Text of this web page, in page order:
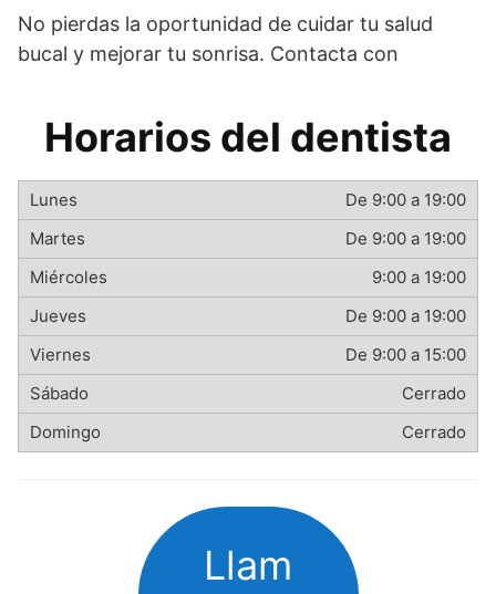
No pierdas la oportunidad de cuidar tu salud
bucal y mejorar tu sonrisa. Contacta con
Horarios del dentista
De 9:00 a 19:00
De 9:00 a 19:00
9:00 a 19:00
De 9:00 a 19:00
De 9:00 a 15:00
Cerrado
Cerrado
Llam